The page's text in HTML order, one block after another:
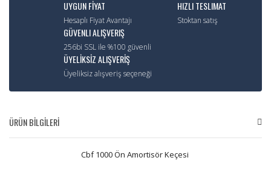
UYGUN FİYAT
Hesaplı Fiyat Avantajı
HIZLI TESLIMAT
Stoktan satış
GÜVENLI ALIŞVERIŞ
256bi SSL ile %100 güvenli
ÜYELİKSİZ ALIŞVERİŞ
Üyeliksiz alışveriş seçeneği
ÜRÜN BİLGİLERİ
Cbf 1000 Ön Amortisör Keçesi